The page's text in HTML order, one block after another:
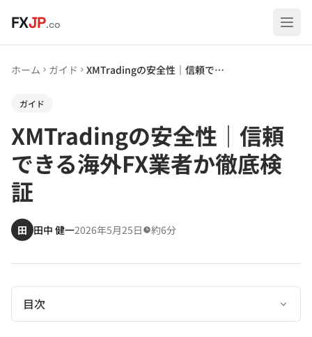
FXJP.co
ホーム ガイド XMTradingの安全性｜信頼できる海外FX業者か徹底検証
ガイド
XMTradingの安全性｜信頼
できる海外FX業者か徹底検
証
田 田中 健一2026年5月25日 約6分
目次